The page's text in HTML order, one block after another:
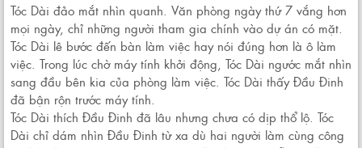
Tóc Dài đảo mắt nhìn quanh. Văn phòng ngày thứ 7 vắng hơn
mọi ngày, chỉ những người tham gia chính vào dự án có mặt.
Tóc Dài lê bước đến bàn làm việc hay nói đúng hơn là ô làm
việc. Trong lúc chờ máy tính khởi động, Tóc Dài ngước mắt nhìn
sang đầu bên kia của phòng làm việc. Tóc Dài thấy Đầu Đinh
đã bận rộn trước máy tính.
Tóc Dài thích Đầu Đinh đã lâu nhưng chưa có dịp thổ lộ. Tóc
Dài chỉ dám nhìn Đầu Đinh từ xa dù hai người làm cùng công